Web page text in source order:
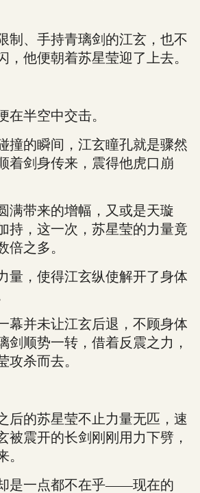
、手持青璃剑的江玄，也不
，他便朝着苏星莹迎了上去。
半空中交击。
的瞬间，江玄瞳孔就是骤然
着剑身传来，震得他虎口崩
带来的增幅，又或是天璇
持，这一次，苏星莹的力量竟
倍之多。
，使得江玄纵使解开了身体
并未让江玄后退，不顾身体
剑顺势一转，借着反震之力，
攻杀而去。
的苏星莹不止力量无匹，速
被震开的长剑刚刚用力下劈，
。
一点都不在乎——现在的